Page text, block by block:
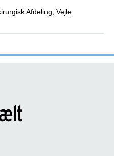
Afdeling, Vejle